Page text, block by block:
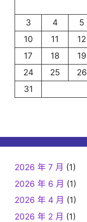
3
4 5
10
11 12
17
18 19
24
25 26
31
2026 年 7 月 (1)
2026 年 6 月 (1)
2026 年 4 月 (1)
2026 年 2 月 (1)